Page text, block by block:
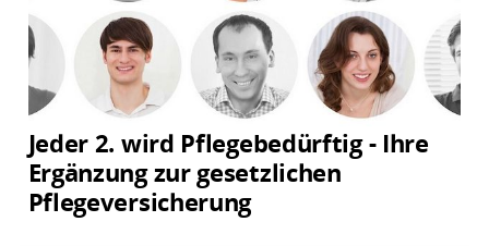
Jeder 2. wird Pflegebedürftig - Ihre
Ergänzung zur gesetzlichen
Pflegeversicherung